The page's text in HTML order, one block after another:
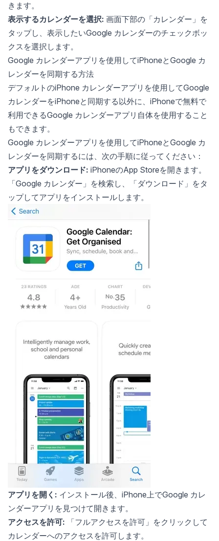
きます。
表示するカレンダーを選択: 画面下部の「カレンダー」を
タップし、表示したいGoogle カレンダーのチェックボッ
クスを選択します。
Google カレンダーアプリを使用してiPhoneとGoogle カ
レンダーを同期する方法
デフォルトのiPhone カレンダーアプリを使用してGoogle
カレンダーをiPhoneと同期する以外に、iPhoneで無料で
利用できるGoogle カレンダーアプリ自体を使用すること
もできます。
Google カレンダーアプリを使用してiPhoneとGoogle カ
レンダーを同期するには、次の手順に従ってください：
アプリをダウンロード: iPhoneのApp Storeを開きます。
「Google カレンダー」を検索し、「ダウンロード」をタ
ップしてアプリをインストールします。
アプリを開く: インストール後、iPhone上でGoogle カレ
ンダーアプリを見つけて開きます。
アクセスを許可: 「フルアクセスを許可」をクリックして
カレンダーへのアクセスを許可します。